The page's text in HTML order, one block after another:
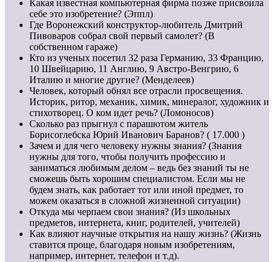
Какая известная компьютерная фирма позже присвоила
себе это изобретение? (Эппл)
Где Воронежский конструктор-любитель Дмитрий
Пивоваров собрал свой первый самолет? (В
собственном гараже)
Кто из ученых посетил 32 раза Германию, 33 Францию,
10 Швейцарию, 11 Англию, 9 Австро-Венгрию, 6
Италию и многие другие? (Менделеев)
Человек, который обнял все отрасли просвещения.
Историк, ритор, механик, химик, минералог, художник и
стихотворец. О ком идет речь? (Ломоносов)
Сколько раз прыгнул с парашютом житель
Борисоглебска Юрий Иванович Баранов? ( 17.000 )
Зачем и для чего человеку нужны знания? (Знания
нужны для того, чтобы получить профессию и
заниматься любимым делом – ведь без знаний ты не
сможешь быть хорошим специалистом. Если мы не
будем знать, как работает тот или иной предмет, то
можем оказаться в сложной жизненной ситуации)
Откуда мы черпаем свои знания? (Из школьных
предметов, интернета, книг, родителей, учителей)
Как влияют научные открытия на нашу жизнь? (Жизнь
ставится проще, благодаря новым изобретениям,
например, интернет, телефон и т.д).